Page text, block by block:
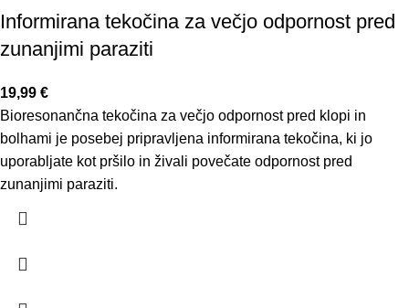
Informirana tekočina za večjo odpornost pred
zunanjimi paraziti
19,99 €
Bioresonančna tekočina za večjo odpornost pred klopi in
bolhami je posebej pripravljena informirana tekočina, ki jo
uporabljate kot pršilo in živali povečate odpornost pred
zunanjimi paraziti.